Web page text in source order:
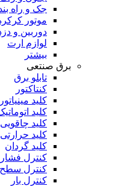
جک و راه
موتور
دوربین و
لوازم ارت
بیشتر
برق صنتعی
تابلو برق
کنتاکتور
کلید
کلید
کلید چاقویی
کلید حرارتی
کلید گردان
کنترل
کنترل سطح
کنترل بار